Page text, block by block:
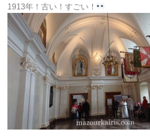
1913年！古い！すごい！